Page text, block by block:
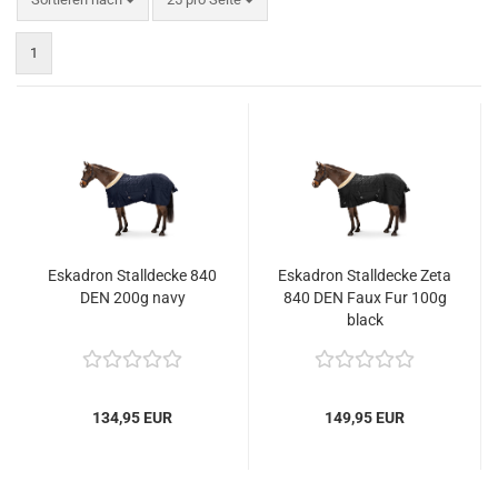
1
Eskadron Stalldecke 840
DEN 200g navy
134,95 EUR
Eskadron Stalldecke Zeta
840 DEN Faux Fur 100g
black
149,95 EUR